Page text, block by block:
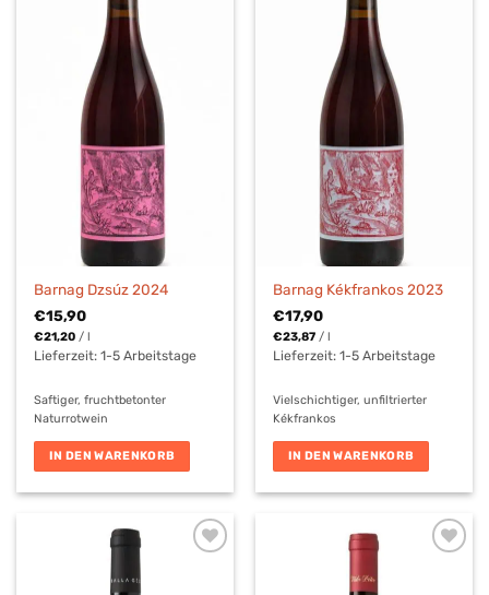
Barnag Dzsúz 2024
€15,90
€21,20 / l
Lieferzeit:1-5 Arbeitstage
Saftiger, fruchtbetonter
Naturrotwein
IN DEN WARENKORB
Barnag Kékfrankos 2023
€17,90
€23,87 / l
Lieferzeit:1-5 Arbeitstage
Vielschichtiger, unfiltrierter
Kékfrankos
IN DEN WARENKORB